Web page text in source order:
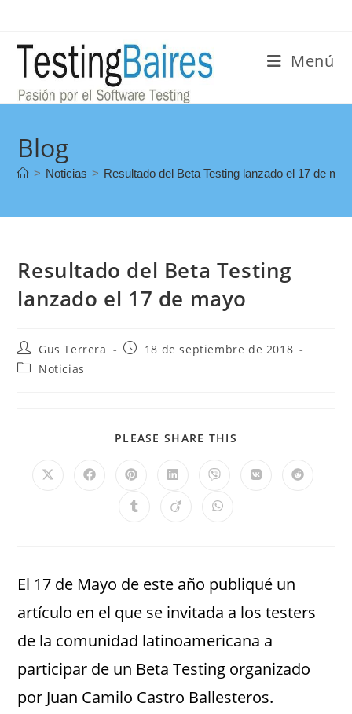
Menú
Blog
> Noticias > Resultado del Beta Testing lanzado el 17 de
Resultado del Beta Testing
lanzado el 17 de mayo
Gus Terrera
18 de septiembre de 2018
Noticias
PLEASE SHARE THIS
El 17 de Mayo de este año publiqué un
artículo en el que se invitada a los testers
de la comunidad latinoamericana a
participar de un Beta Testing organizado
por Juan Camilo Castro Ballesteros.